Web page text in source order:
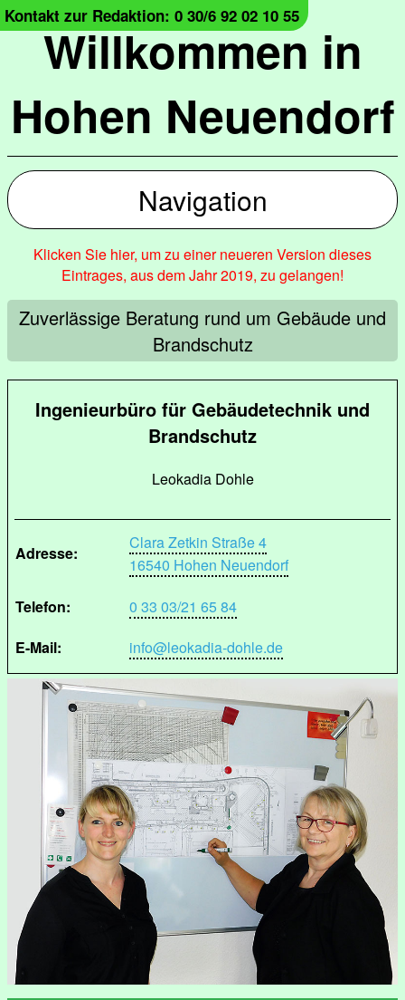
Willkommen in
Hohen Neuendorf
Kontakt zur Redaktion: 0 30/6 92 02 10 55
Navigation
Klicken Sie hier, um zu einer neueren Version dieses
Eintrages, aus dem Jahr 2019, zu gelangen!
Zuverlässige Beratung rund um Gebäude und
Brandschutz
Ingenieurbüro für Gebäudetechnik und
Brandschutz
Leokadia Dohle
Adresse:
Clara Zetkin Straße 4
16540 Hohen Neuendorf
Telefon:
0 33 03/21 65 84
E-Mail:
info@leokadia-dohle.de